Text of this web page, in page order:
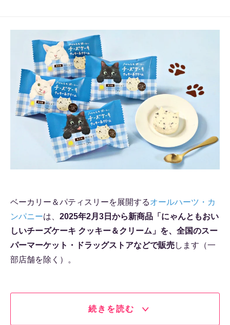
ベーカリー＆パティスリーを展開するオールハーツ・カ
ンパニーは、 2025年2月3日から新商品「にゃんともおい
しいチーズケーキ クッキー＆クリーム」を、全国のスー
パーマーケット・ドラッグストアなどで販売します（一
部店舗を除く）。
続きを読む